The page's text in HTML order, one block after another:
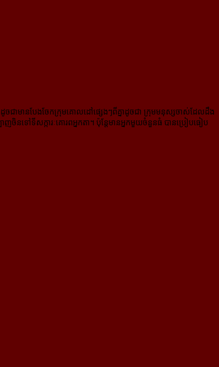
ចជាមានបែងចែកក្រុមគោលដៅផេ្សងៗពីគ្នាដូចជា ក្រុមមនុស្ស​ចាស់​ដែលដឹង
នទៅទីសក្ការៈគោរពអ្នកតា។ ប៉ុន្តែមានអ្នក​មួយចំនួនធំ បានប្រៀបធៀប